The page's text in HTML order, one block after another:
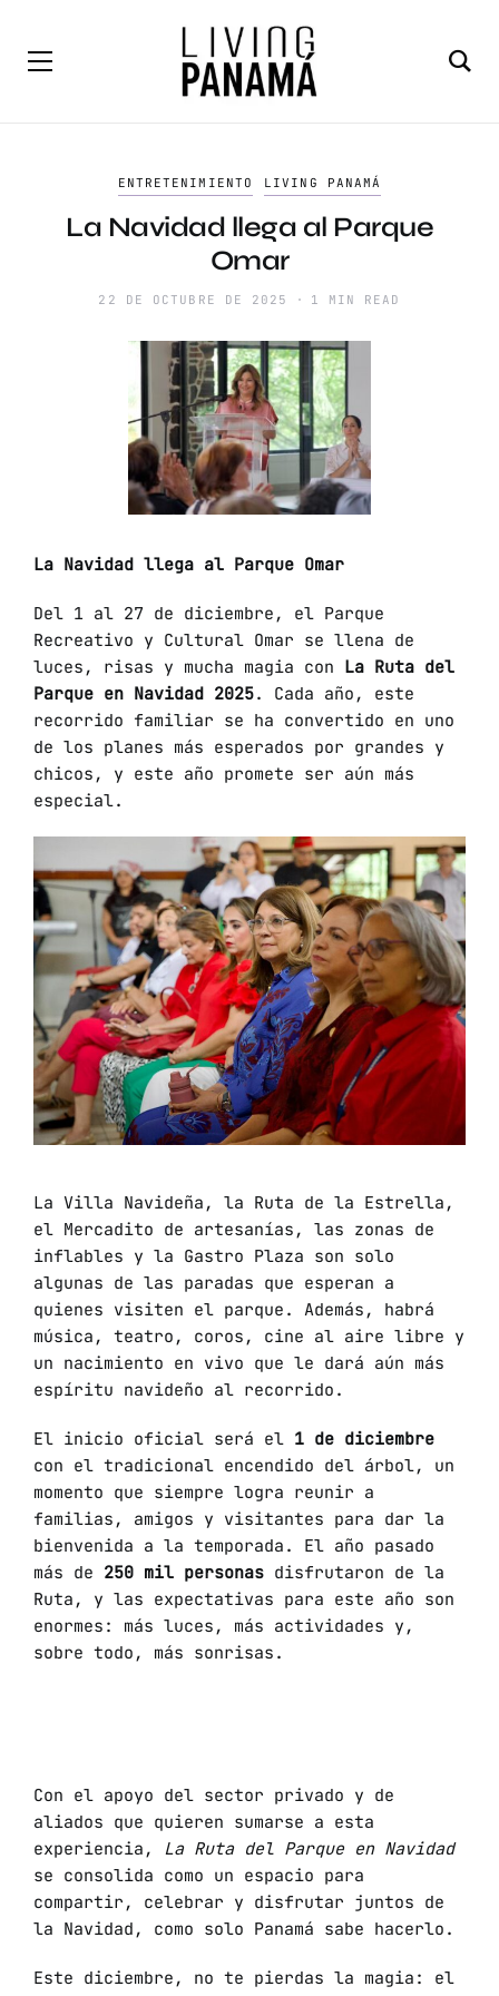
ENTRETENIMIENTO LIVING PANAMÁ
La Navidad llega al Parque
Omar
22 DE OCTUBRE DE 2025 1 MIN READ
La Navidad llega al Parque Omar
Del 1 al 27 de diciembre, el Parque
Recreativo y Cultural Omar se llena de
luces, risas y mucha magia con La Ruta del
Parque en Navidad 2025. Cada año, este
recorrido familiar se ha convertido en uno
de los planes más esperados por grandes y
chicos, y este año promete ser aún más
especial.
La Villa Navideña, la Ruta de la Estrella,
el Mercadito de artesanías, las zonas de
inflables y la Gastro Plaza son solo
algunas de las paradas que esperan a
quienes visiten el parque. Además, habrá
música, teatro, coros, cine al aire libre y
un nacimiento en vivo que le dará aún más
espíritu navideño al recorrido.
El inicio oficial será el 1 de diciembre
con el tradicional encendido del árbol, un
momento que siempre logra reunir a
familias, amigos y visitantes para dar la
bienvenida a la temporada. El año pasado
más de 250 mil personas disfrutaron de la
Ruta, y las expectativas para este año son
enormes: más luces, más actividades y,
sobre todo, más sonrisas.
Con el apoyo del sector privado y de
aliados que quieren sumarse a esta
experiencia, La Ruta del Parque en Navidad
se consolida como un espacio para
compartir, celebrar y disfrutar juntos de
la Navidad, como solo Panamá sabe hacerlo.
Este diciembre, no te pierdas la magia: el